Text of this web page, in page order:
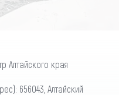
Алтайского края
656043, Алтайский